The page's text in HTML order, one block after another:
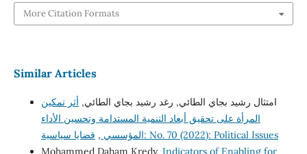
More Citation Formats
Similar Articles
امتثال رشيد بجاي الطائي, رغد رشيد بجاي الطائي, أثر تمكين
المرأة على تحقيق أبعاد التنمية المستدامة وتحسين الأداء
المؤسسي ,
قضايا سياسية: No. 70 (2022): Political Issues